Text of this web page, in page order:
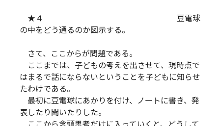
★４ 豆電球
の中をどう通るのか図示する。
さて、ここからが問題である。
ここまでは、子どもの考えを出させて、現時点で
はまるで話にならないということを子どもに知らせ
たわけである。
最初に豆電球にあかりを付け、ノートに書き、発
表したり聞いたりした。